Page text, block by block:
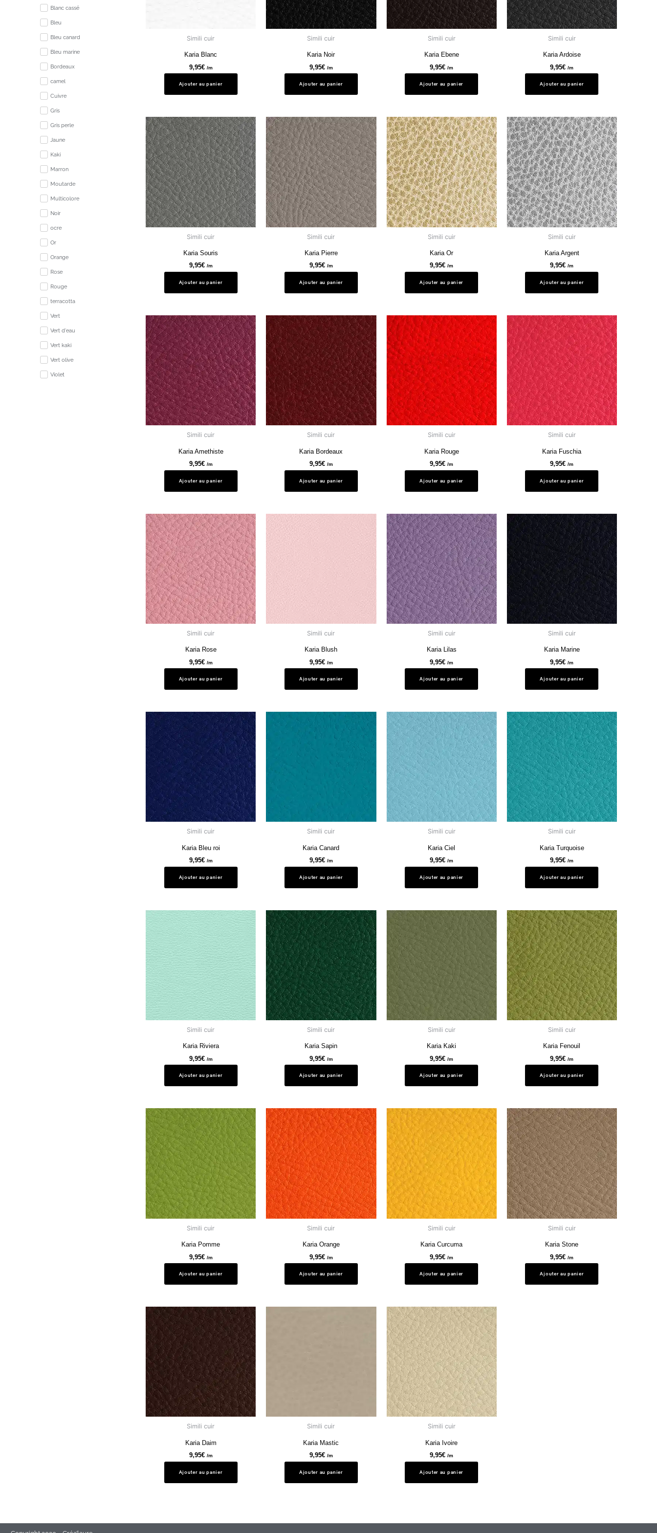
Blanc cassé
Bleu
Bleu canard
Bleu marine
Bordeaux
camel
Cuivre
Gris
Gris perle
Jaune
Kaki
Marron
Moutarde
Multicolore
Noir
ocre
Or
Orange
Rose
Rouge
terracotta
Vert
Vert d'eau
Vert kaki
Vert olive
Violet
Simili cuir
Karia Blanc
9,95€ /m
Ajouter au panier
Simili cuir
Karia Noir
9,95€ /m
Ajouter au panier
Simili cuir
Karia Ebene
9,95€ /m
Ajouter au panier
Simili cuir
Karia Ardoise
9,95€ /m
Ajouter au panier
Simili cuir
Karia Souris
9,95€ /m
Ajouter au panier
Simili cuir
Karia Pierre
9,95€ /m
Ajouter au panier
Simili cuir
Karia Or
9,95€ /m
Ajouter au panier
Simili cuir
Karia Argent
9,95€ /m
Ajouter au panier
Simili cuir
Karia Amethiste
9,95€ /m
Ajouter au panier
Simili cuir
Karia Bordeaux
9,95€ /m
Ajouter au panier
Simili cuir
Karia Rouge
9,95€ /m
Ajouter au panier
Simili cuir
Karia Fuschia
9,95€ /m
Ajouter au panier
Simili cuir
Karia Rose
9,95€ /m
Ajouter au panier
Simili cuir
Karia Blush
9,95€ /m
Ajouter au panier
Simili cuir
Karia Lilas
9,95€ /m
Ajouter au panier
Simili cuir
Karia Marine
9,95€ /m
Ajouter au panier
Simili cuir
Karia Bleu roi
9,95€ /m
Ajouter au panier
Simili cuir
Karia Canard
9,95€ /m
Ajouter au panier
Simili cuir
Karia Ciel
9,95€ /m
Ajouter au panier
Simili cuir
Karia Turquoise
9,95€ /m
Ajouter au panier
Simili cuir
Karia Riviera
9,95€ /m
Ajouter au panier
Simili cuir
Karia Sapin
9,95€ /m
Ajouter au panier
Simili cuir
Karia Kaki
9,95€ /m
Ajouter au panier
Simili cuir
Karia Fenouil
9,95€ /m
Ajouter au panier
Simili cuir
Karia Pomme
9,95€ /m
Ajouter au panier
Simili cuir
Karia Orange
9,95€ /m
Ajouter au panier
Simili cuir
Karia Curcuma
9,95€ /m
Ajouter au panier
Simili cuir
Karia Stone
9,95€ /m
Ajouter au panier
Simili cuir
Karia Daim
9,95€ /m
Ajouter au panier
Simili cuir
Karia Mastic
9,95€ /m
Ajouter au panier
Simili cuir
Karia Ivoire
9,95€ /m
Ajouter au panier